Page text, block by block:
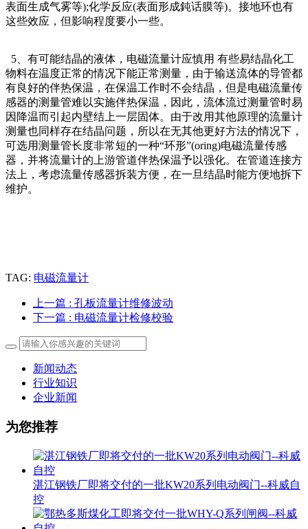
表面生成气雾等);化学反应(表面形成鈍话膜等)。接地环也有
这些效应，但影响程度要小一些。
5、有可能结晶的液体，电磁流量计应慎用 有些易结晶化工
物料在温度正常的情况下能正常测量，由于输送流体的导管都
有良好的伴热保温，在保温工作时不会结晶，但是电磁流量传
感器的测量管难以实施伴热保温，因此，流体流过测量管时易
因降温而引起内壁结上一层固体。由于改用其他原理的流量计
测量也同样存在结晶问题，所以在无其他更好方法的情况下，
可选用测量管长度非常短的一种“环形”(oring)电磁流量传感
器，并将流量计的上游管道伴热保温予以强化。在管道连接方
法上，考虑流量传感器拆装方便，在一旦结晶时能方便地拆下
维护。
TAG: 电磁流量计
上一篇 : 孔板流量计维修波动
下一篇 : 电磁流量计检修校验
新闻动态
行业知识
企业新闻
为您推荐
湛江钢铁厂即将交付的一批KW20系列电动阀门--科威自
控